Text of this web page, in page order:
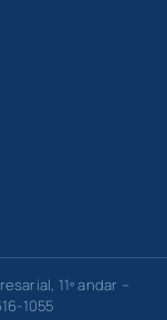
11º andar –
1055